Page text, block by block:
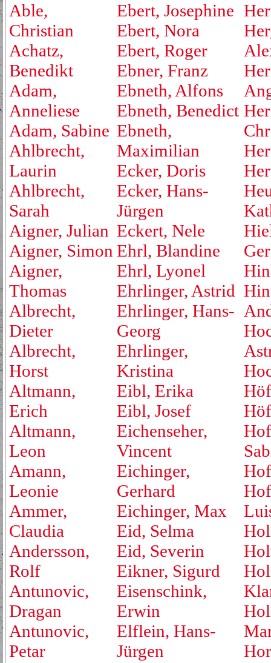
Able,
Christian
Achatz,
Benedikt
Adam,
Anneliese
Adam, Sabine
Ahlbrecht,
Laurin
Ahlbrecht,
Sarah
Aigner, Julian
Aigner, Simon
Aigner,
Thomas
Albrecht,
Dieter
Albrecht,
Horst
Altmann,
Erich
Altmann,
Leon
Amann,
Leonie
Ammer,
Claudia
Andersson,
Rolf
Antunovic,
Dragan
Antunovic,
Petar
Ebert, Josephine
Ebert, Nora
Ebert, Roger
Ebner, Franz
Ebneth, Alfons
Ebneth, Benedict
Ebneth,
Maximilian
Ecker, Doris
Ecker, Hans-
Jürgen
Eckert, Nele
Ehrl, Blandine
Ehrl, Lyonel
Ehrlinger, Astrid
Ehrlinger, Hans-
Georg
Ehrlinger,
Kristina
Eibl, Erika
Eibl, Josef
Eichenseher,
Vincent
Eichinger,
Gerhard
Eichinger, Max
Eid, Selma
Eid, Severin
Eikner, Sigurd
Eisenschink,
Erwin
Elflein, Hans-
Jürgen